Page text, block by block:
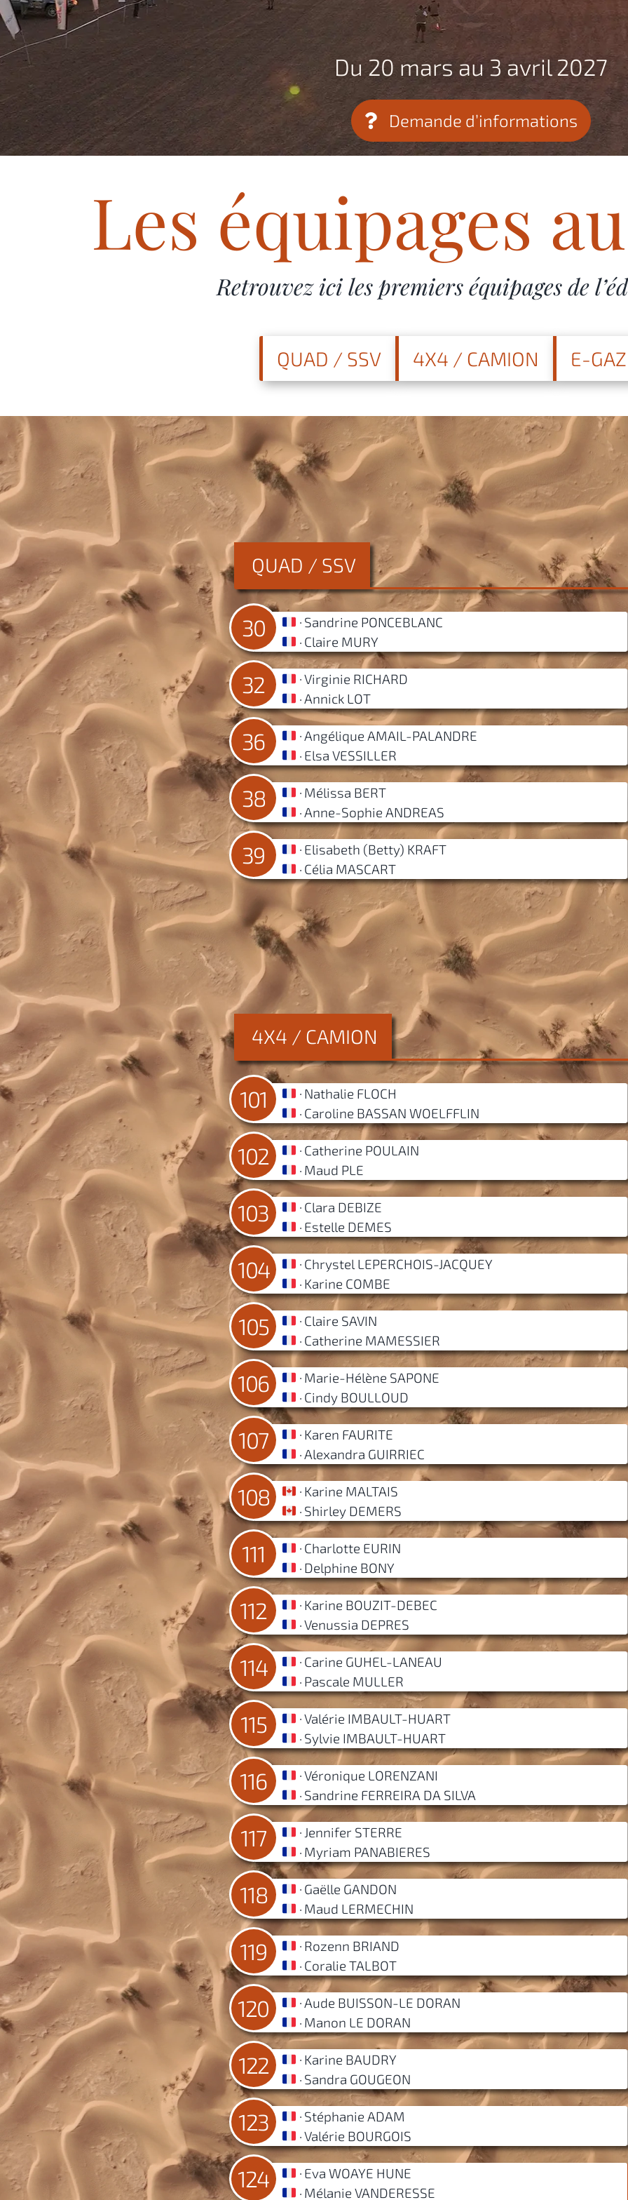
Du 20 mars au 3 avril 2027
Demande d’informations
Les équipages
Retrouvez ici les premiers équipages de
QUAD / SSV 4X4 / CAMION E-
QUAD / SSV
30
Sandrine PONCEBLANC
Claire MURY
32
Virginie RICHARD
Annick LOT
36
Angélique AMAIL-PALANDRE
Elsa VESSILLER
38
Mélissa BERT
Anne-Sophie ANDREAS
39
Elisabeth (Betty) KRAFT
Célia MASCART
4X4 / CAMION
101
Nathalie FLOCH
Caroline BASSAN WOELFFLIN
102
Catherine POULAIN
Maud PLE
103
Clara DEBIZE
Estelle DEMES
104
Chrystel LEPERCHOIS-JACQUEY
Karine COMBE
105
Claire SAVIN
Catherine MAMESSIER
106
Marie-Hélène SAPONE
Cindy BOULLOUD
107
Karen FAURITE
Alexandra GUIRRIEC
108
Karine MALTAIS
Shirley DEMERS
111
Charlotte EURIN
Delphine BONY
112
Karine BOUZIT-DEBEC
Venussia DEPRES
114
Carine GUHEL-LANEAU
Pascale MULLER
115
Valérie IMBAULT-HUART
Sylvie IMBAULT-HUART
116
Véronique LORENZANI
Sandrine FERREIRA DA SILVA
117
Jennifer STERRE
Myriam PANABIERES
118
Gaëlle GANDON
Maud LERMECHIN
119
Rozenn BRIAND
Coralie TALBOT
120
Aude BUISSON-LE DORAN
Manon LE DORAN
122
Karine BAUDRY
Sandra GOUGEON
123
Stéphanie ADAM
Valérie BOURGOIS
124
Eva WOAYE HUNE
Mélanie VANDERESSE